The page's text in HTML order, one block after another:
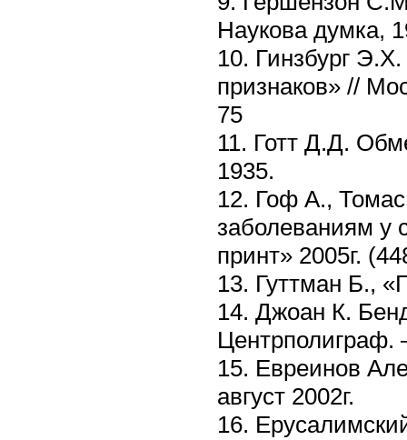
Наукова думка,
10. Гинзбург
признаков» //
75
11. Готт Д.Д.
1935.
12. Гоф А.,
заболеваниям у
принт» 2005г.
13. Гуттман Б.,
14. Джоан К.
Центрполиграф.
15. Евреинов
август 2002г.
16.